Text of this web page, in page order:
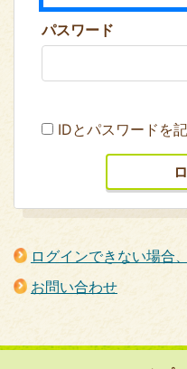
パスワード
IDとパスワードを
ログインできない場合
お問い合わせ